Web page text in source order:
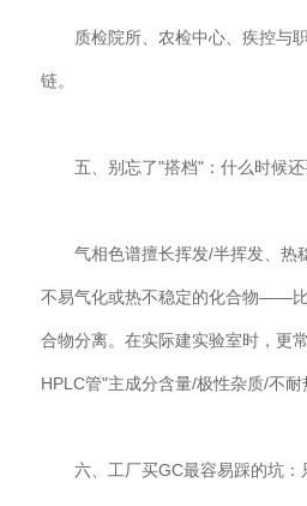
质检院所、农检中心、疾控与职
链。
五、别忘了"搭档"：什么时候还
气相色谱擅长挥发/半挥发、热稳
不易气化或热不稳定的化合物——
合物分离。在实际建实验室时，更
HPLC管"主成分含量/极性杂质/不
六、工厂买GC最容易踩的坑：